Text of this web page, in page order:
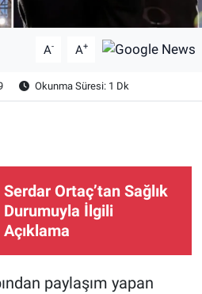
A- A+
Okunma Süresi: 1 Dk
Serdar Ortaç’tan Sağlık
Durumuyla İlgili
Açıklama
paylaşım yapan